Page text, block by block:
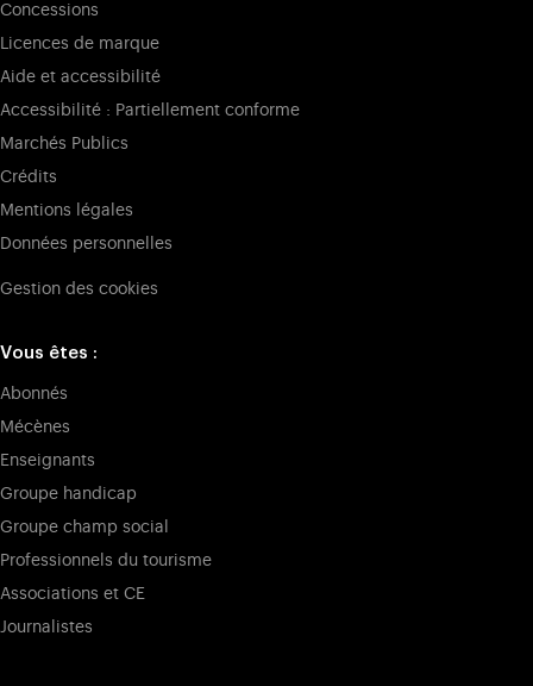
Concessions
Licences de marque
Aide et accessibilité
Accessibilité : Partiellement conforme
Marchés Publics
Crédits
Mentions légales
Données personnelles
Gestion des cookies
Vous êtes :
Abonnés
Mécènes
Enseignants
Groupe handicap
Groupe champ social
Professionnels du tourisme
Associations et CE
Journalistes